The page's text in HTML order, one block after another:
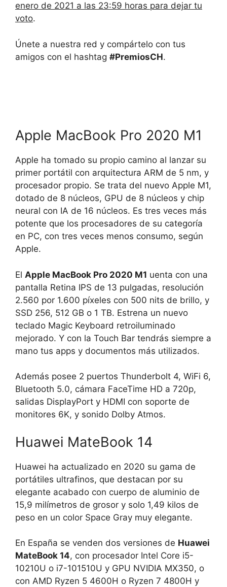
enero de 2021 a las 23:59 horas para dejar tu
voto.
Únete a nuestra red y compártelo con tus
amigos con el hashtag #PremiosCH.
Apple MacBook Pro 2020 M1
Apple ha tomado su propio camino al lanzar su
primer portátil con arquitectura ARM de 5 nm, y
procesador propio. Se trata del nuevo Apple M1,
dotado de 8 núcleos, GPU de 8 núcleos y chip
neural con IA de 16 núcleos. Es tres veces más
potente que los procesadores de su categoría
en PC, con tres veces menos consumo, según
Apple.
El Apple MacBook Pro 2020 M1 uenta con una
pantalla Retina IPS de 13 pulgadas, resolución
2.560 por 1.600 píxeles con 500 nits de brillo, y
SSD 256, 512 GB o 1 TB. Estrena un nuevo
teclado Magic Keyboard retroiluminado
mejorado. Y con la Touch Bar tendrás siempre a
mano tus apps y documentos más utilizados.
Además posee 2 puertos Thunderbolt 4, WiFi 6,
Bluetooth 5.0, cámara FaceTime HD a 720p,
salidas DisplayPort y HDMI con soporte de
monitores 6K, y sonido Dolby Atmos.
Huawei MateBook 14
Huawei ha actualizado en 2020 su gama de
portátiles ultrafinos, que destacan por su
elegante acabado con cuerpo de aluminio de
15,9 milímetros de grosor y solo 1,49 kilos de
peso en un color Space Gray muy elegante.
En España se venden dos versiones de Huawei
MateBook 14, con procesador Intel Core i5-
10210U o i7-101510U y GPU NVIDIA MX350, o
con AMD Ryzen 5 4600H o Ryzen 7 4800H y